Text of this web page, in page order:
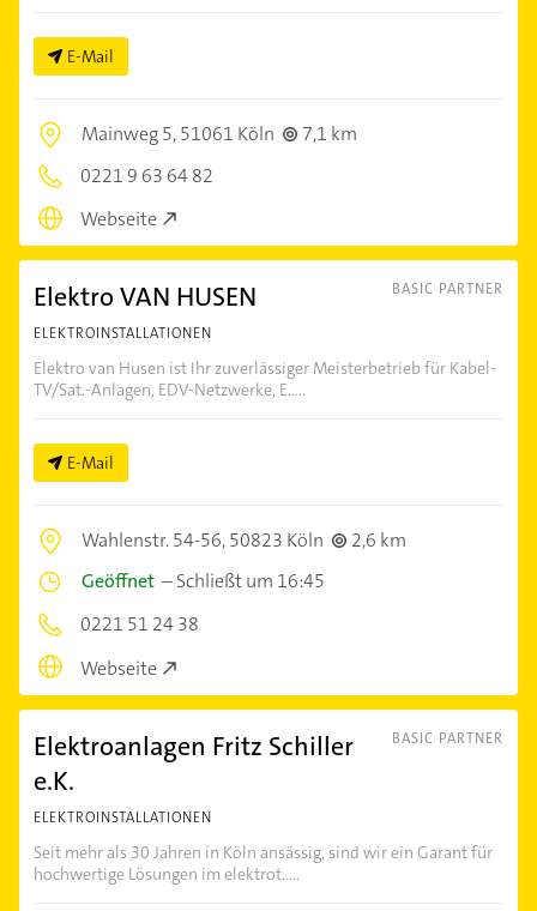
E-Mail
Mainweg 5,51061 Köln
7,1 km
0221 9 63 64 82
Webseite
BASIC PARTNER
Elektro VAN HUSEN
ELEKTROINSTALLATIONEN
Elektro van Husen ist Ihr zuverlässiger Meisterbetrieb für Kabel-
TV/Sat.-Anlagen, EDV-Netzwerke, E.....
E-Mail
Wahlenstr. 54-56,50823 Köln
2,6 km
Geöffnet –Schließt um 16:45
0221 51 24 38
Webseite
BASIC PARTNER
Elektroanlagen Fritz Schiller
e.K.
ELEKTROINSTALLATIONEN
Seit mehr als 30 Jahren in Köln ansässig, sind wir ein Garant für
hochwertige Lösungen im elektrot.....